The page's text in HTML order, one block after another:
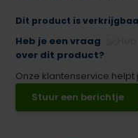
Dit product is
Heb je een vraag
over dit product?
Onze klantenservice
Stuur een berichtje